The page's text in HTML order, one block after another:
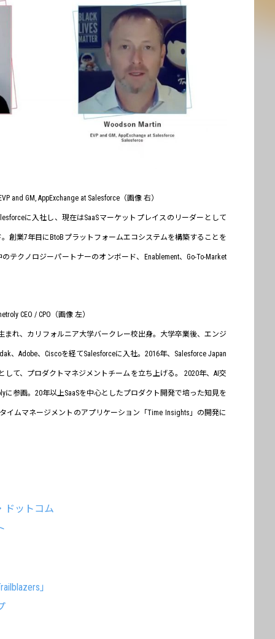
and GM, AppExchange at Salesforce（画像 右）
に入社し、現在はSaaSマーケットプレイスのリーダーとして
創業7年目にBtoBプラットフォームエコシステムを構築することを
テクノロジーパートナーのオンボード、Enablement、Go-To-Market
CEO / CPO（画像 左）
まれ、カリフォルニア⼤学バークレー校出⾝。⼤学卒業後、エンジ
、Adobe、Ciscoを経てSalesforceに⼊社。2016年、Salesforce Japan
て、プロダクトマネジメントチームを⽴ち上げる。 2020年、AI交
に参画。20年以上SaaSを中⼼としたプロダクト開発で培った知⾒を
イムマネージメントのアプリケーション「Time Insights」の開発に
ドットコム
」